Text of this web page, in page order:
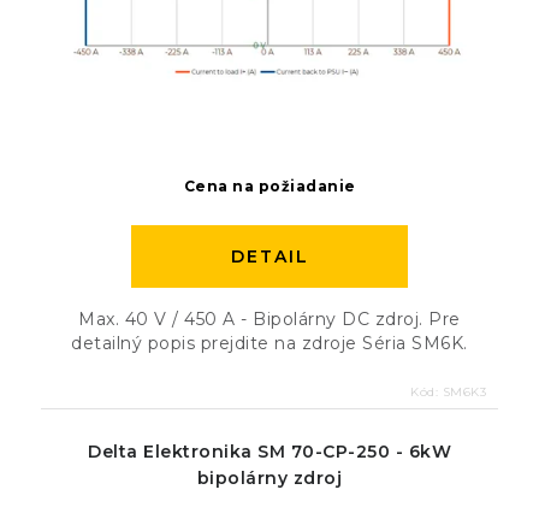
Cena na požiadanie
DETAIL
Max. 40 V / 450 A - Bipolárny DC zdroj. Pre
detailný popis prejdite na zdroje Séria SM6K.
Kód: SM6K3
Delta Elektronika SM 70-CP-250 - 6kW
bipolárny zdroj